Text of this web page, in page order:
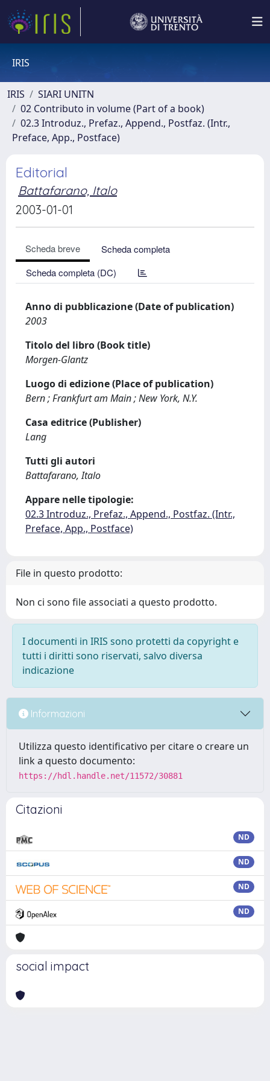
IRIS
IRIS
SIARI UNITN
02 Contributo in volume (Part of a book)
02.3 Introduz., Prefaz., Append., Postfaz. (Intr.,
Preface, App., Postface)
Editorial
Battafarano, Italo
2003-01-01
Scheda breve
Scheda completa
Scheda completa (DC)
Anno di pubblicazione (Date of publication)
2003
Titolo del libro (Book title)
Morgen-Glantz
Luogo di edizione (Place of publication)
Bern ; Frankfurt am Main ; New York, N.Y.
Casa editrice (Publisher)
Lang
Tutti gli autori
Battafarano, Italo
Appare nelle tipologie:
02.3 Introduz., Prefaz., Append., Postfaz. (Intr.,
Preface, App., Postface)
File in questo prodotto:
Non ci sono file associati a questo prodotto.
I documenti in IRIS sono protetti da copyright e
tutti i diritti sono riservati, salvo diversa
indicazione
Informazioni
Utilizza questo identificativo per citare o creare un
link a questo documento:
https://hdl.handle.net/11572/30881
Citazioni
ND
ND
ND
ND
social impact